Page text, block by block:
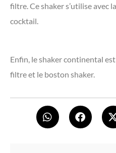
filtre. Ce shaker s’utilise avec
cocktail.
Enfin, le shaker continental
filtre et le boston shaker.